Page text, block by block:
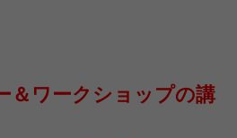
＆ワークショップの講